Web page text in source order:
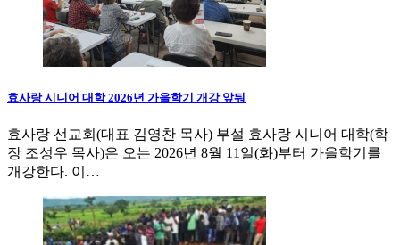
효사랑 시니어 대학 2026년 가을학기 개강 앞둬
효사랑 선교회(대표 김영찬 목사) 부설 효사랑 시니어 대학(학
장 조성우 목사)은 오는 2026년 8월 11일(화)부터 가을학기를
개강한다. 이…